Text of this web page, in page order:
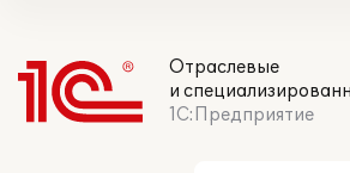
Отраслевые
и
1С:Предприятие